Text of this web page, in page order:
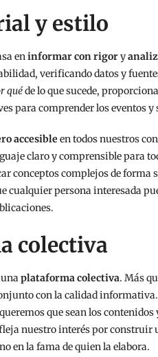
y estilo
eninformar con rigory
verificando datos y
quéde lo que sucede,
para comprender los eventos
accesible en todos nuestros
claro y comprensible para
conceptos complejos de forma
cualquier persona interesada
colectiva
plataforma colectiva. Más
con la calidad
que sean los
nuestro interés por construir
en la fama de quien la elabora.